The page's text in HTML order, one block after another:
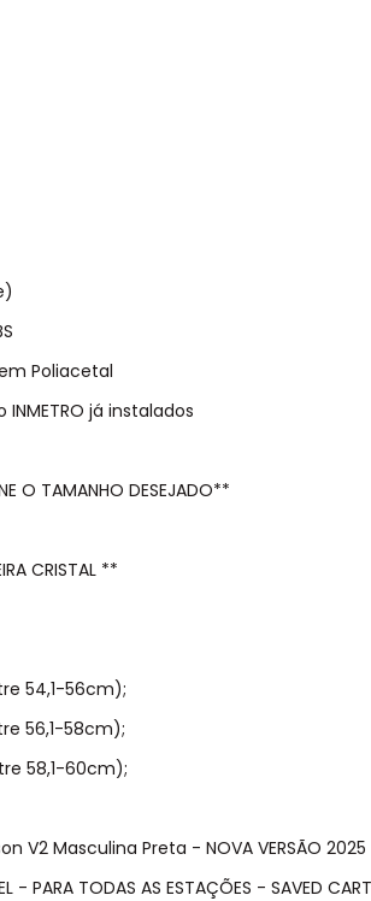
Poliacetal
já instalados
O TAMANHO DESEJADO**
CRISTAL **
54,1-56cm);
56,1-58cm);
58,1-60cm);
V2 Masculina Preta - NOVA VERSÃO 2025
- PARA TODAS AS ESTAÇÕES - SAVED CART